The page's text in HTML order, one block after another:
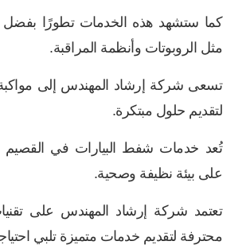
كما ستشهد هذه الخدمات تطورًا بفضل
مثل الروبوتات وأنظمة المراقبة.
تسعى شركة إرشاد المهندس إلى
لتقديم حلول مبتكرة.
تُعد خدمات شفط البيارات في
على بيئة نظيفة وصحية.
تعتمد شركة إرشاد المهندس على
محترفة لتقديم خدمات متميزة تلبي